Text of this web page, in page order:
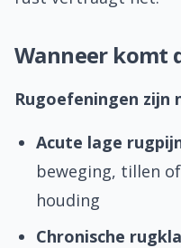
Wanneer komt
Rugoefeningen zijn
Acute lage
beweging, tillen
houding
Chronische